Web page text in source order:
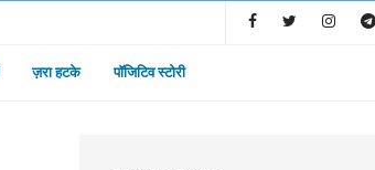
ज़रा हटके पॉजिटिव स्टोरी